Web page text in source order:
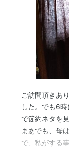
ご訪問頂きあ
した。でも6
で節約ネタを
まあでも、母
で、私がする